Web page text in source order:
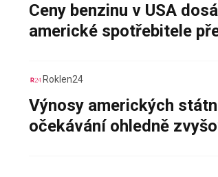
Ceny benzinu v USA
americké spotřebitele
Roklen24
Výnosy amerických
očekávání ohledně